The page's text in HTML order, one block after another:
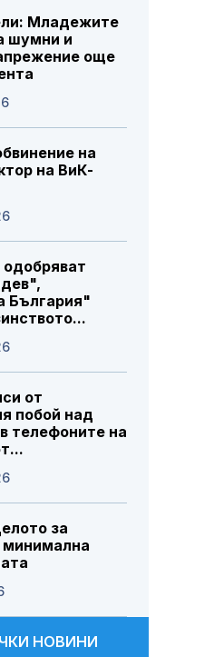
Младежите
шумни и
още
на
на ВиК-
България"
от
побой над
телефоните на
за
минимална
НОВИНИ